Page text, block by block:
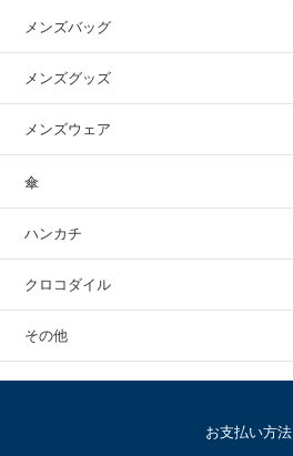
メンズバッグ
メンズグッズ
メンズウェア
傘
ハンカチ
クロコダイル
その他
お支払い方法